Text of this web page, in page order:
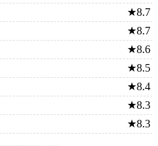
★8.7
★8.7
★8.6
★8.5
★8.4
★8.3
★8.3